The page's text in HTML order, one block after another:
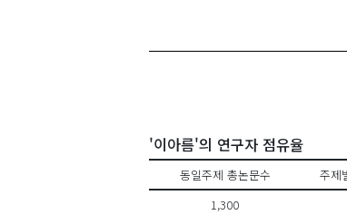
'이아름'의 연구자 점유율
동일주제 총논문수 주제
1,300